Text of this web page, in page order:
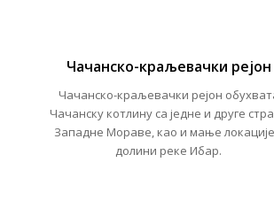
Чачанско-краљевачки рејон
Чачанско-краљевачки рејон
Чачанску котлину са једне и друге
Западне Мораве, као и мање
долини реке Ибар.